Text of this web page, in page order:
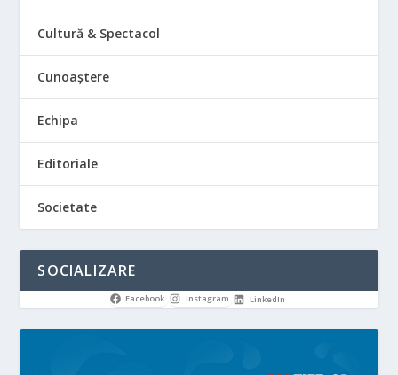
Cultură & Spectacol
Cunoaștere
Echipa
Editoriale
Societate
SOCIALIZARE
Facebook Instagram LinkedIn